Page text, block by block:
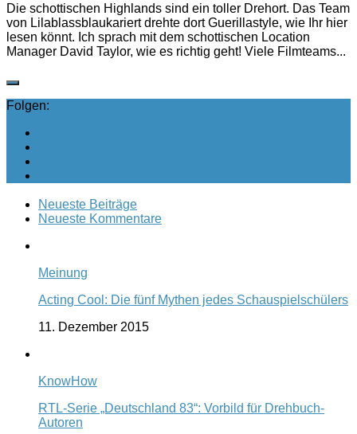
Die schottischen Highlands sind ein toller Drehort. Das Team
von Lilablassblaukariert drehte dort Guerillastyle, wie Ihr hier
lesen könnt. Ich sprach mit dem schottischen Location
Manager David Taylor, wie es richtig geht! Viele Filmteams...
Folgen:
Neueste Beiträge
Neueste Kommentare
Meinung
Acting Cool: Die fünf Mythen jedes Schauspielschülers
11. Dezember 2015
KnowHow
RTL-Serie „Deutschland 83“: Vorbild für Drehbuch-
Autoren